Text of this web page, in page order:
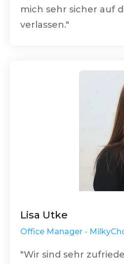
mich sehr sicher auf
verlassen."
Lisa Utke
Office Manager -
"Wir sind sehr